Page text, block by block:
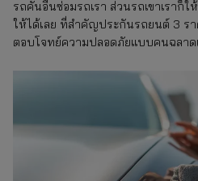
รถคันอื่นซ่อมรถเรา ส่วนรถเขาเราก็
ให้ได้เลย ที่สำคัญประกันรถยนต์ 3 ร
ตอบโจทย์ความปลอดภัยแบบคนฉลาด